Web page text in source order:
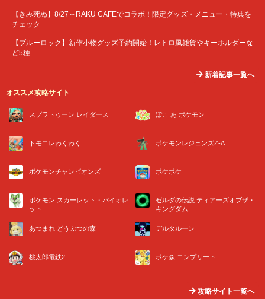
【きみ死ぬ】8/27～RAKU CAFEでコラボ！限定グッズ・メニュー・特典を
チェック
【ブルーロック】新作小物グッズ予約開始！レトロ風雑貨やキーホルダーな
ど5種
新着記事一覧へ
オススメ攻略サイト
スプラトゥーン レイダース ぽこ あ ポケモン
トモコレわくわく ポケモンレジェンズZ-A
ポケモンチャンピオンズ ポケポケ
ポケモン スカーレット・バイオレ
ット
ゼルダの伝説 ティアーズオブザ・
キングダム
あつまれ どうぶつの森 デルタルーン
桃太郎電鉄2 ポケ森 コンプリート
攻略サイト一覧へ